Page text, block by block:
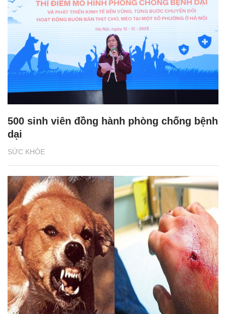
SỨC KHỎE
500 sinh viên đồng hành phòng chống bệnh
dại